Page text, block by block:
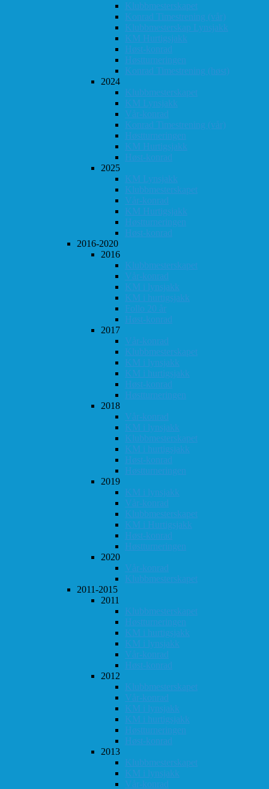
Klubbmesterskapet
Konrad Timestrening (vår)
Klubbmesterskap Lynsjakk
KM Hurtigsjakk
Høst-konrad
Høstturneringen
Konrad Timestrening (høst)
2024
Klubbmesterskapet
KM Lynsjakk
Vår-konrad
Konrad Timestrening (vår)
Høstturneringen
KM Hurtigsjakk
Høst-konrad
2025
KM Lynsjakk
Klubbmesterskapet
Vår-konrad
KM Hurtigsjakk
Høstturneringen
Høst-konrad
2016-2020
2016
Klubbmesterskapet
Vår-konrad
KM i lynsjakk
KM i hurtigsjakk
Follo 20 år
Høst-konrad
2017
Vår-konrad
Klubbmesterskapet
KM i lynsjakk
KM i hurtigsjakk
Høst-konrad
Høstturneringen
2018
Vår-konrad
KM i lynsjakk
Klubbmesterskapet
KM i hurtigsjakk
Høst-konrad
Høstturneringen
2019
KM i lynsjakk
Vår-konrad
Klubbmesterskapet
KM i Hurtigsjakk
Høst-konrad
Høstturneringen
2020
Vår-konrad
Klubbmesterskapet
2011-2015
2011
Klubbmesterskapet
Høstturneringen
KM i hurtigsjakk
KM i lynsjakk
Vår-konrad
Høst-konrad
2012
Klubbmesterskapet
Vår-konrad
KM i lynsjakk
KM i hurtigsjakk
Høstturneringen
Høst-konrad
2013
Klubbmesterskapet
KM i lynsjakk
Vår-konrad